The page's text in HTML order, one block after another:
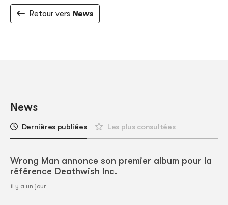
Retour vers News
News
Dernières publiées Les plus consultées
Wrong Man annonce son premier album pour la
référence Deathwish Inc.
il y a un jour